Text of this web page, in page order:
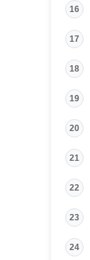
16
17
18
19
20
21
22
23
24